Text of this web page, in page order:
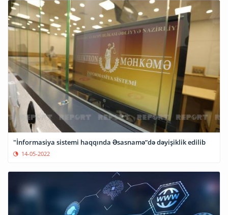
"İnformasiya sistemi haqqında Əsasnamə”də dəyişiklik edilib
14-05-2022